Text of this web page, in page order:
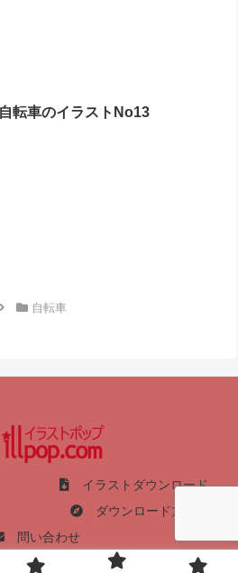
自転車のイラストNo13
自転車
イラストダウンロード
ダウンロード方法
問い合わせ
ラストポップ All Rights Reserved.